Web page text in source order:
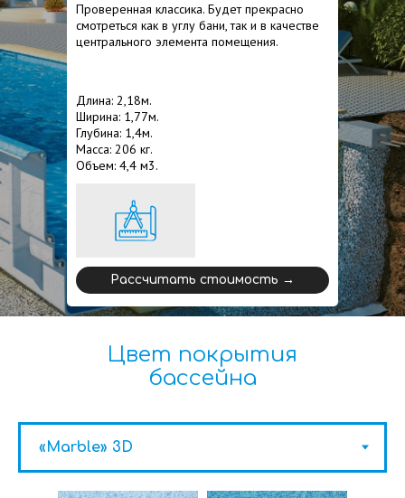
Проверенная классика. Будет прекрасно
смотреться как в углу бани, так и в качестве
центрального элемента помещения.
Рассчитать стоимость →
Длина: 2,18м.
Ширина: 1,77м.
Глубина: 1,4м.
Масса: 206 кг.
Объем: 4,4 м3.
Цвет покрытия
бассейна